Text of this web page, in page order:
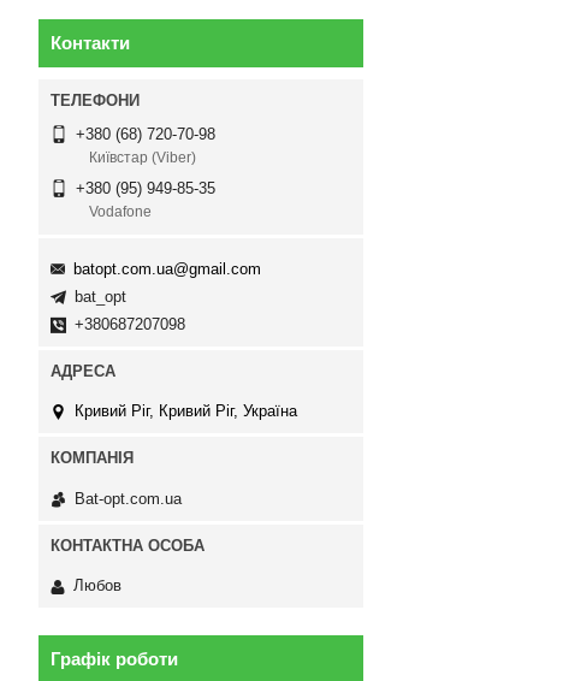
Контакти
+380 (68) 720-70-98
Київстар (Viber)
+380 (95) 949-85-35
Vodafone
batopt.com.ua@gmail.com
bat_opt
+380687207098
Кривий Ріг, Кривий Ріг, Україна
Bat-opt.com.ua
Любов
Графік роботи